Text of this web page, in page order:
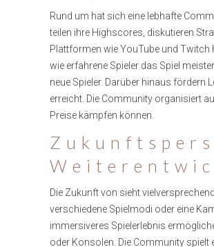
Rund um hat sich eine lebhafte
teilen ihre Highscores, diskutieren
Plattformen wie YouTube und Twitch
wie erfahrene Spieler das Spiel
neue Spieler. Darüber hinaus fördern
erreicht. Die Community organisiert
Preise kämpfen können.
Die Zukunft von sieht
verschiedene Spielmodi oder eine
immersiveres Spielerlebnis
oder Konsolen. Die Community spielt